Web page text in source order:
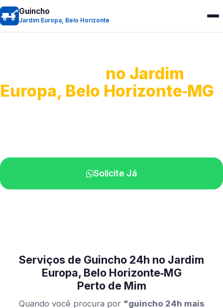
Guincho
Jardim Europa, Belo Horizonte
no Jardim
Europa, Belo Horizonte‑MG
Solicite Já
Serviços de Guincho 24h no Jardim
Europa, Belo Horizonte‑MG
Perto de Mim
Quando você procura por "guincho 24h mais